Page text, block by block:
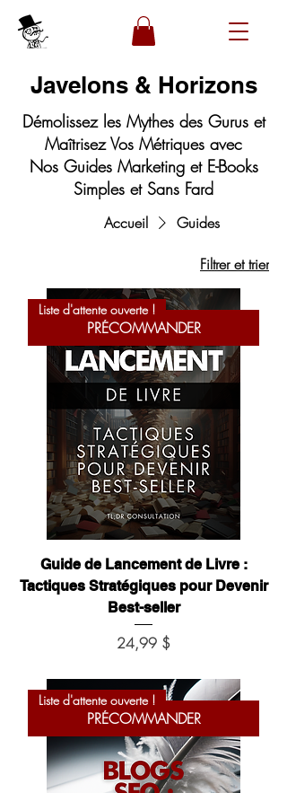
Javelons & Horizons
Démolissez les Mythes des Gurus et
Maîtrisez Vos Métriques avec
Nos Guides Marketing et E-Books
Simples et Sans Fard
Accueil Guides
Filtrer et trier
PRÉCOMMANDER
Liste d'attente ouverte !
Guide de Lancement de Livre :
Tactiques Stratégiques pour Devenir
Best-seller
Prix
24,99 $
PRÉCOMMANDER
Liste d'attente ouverte !